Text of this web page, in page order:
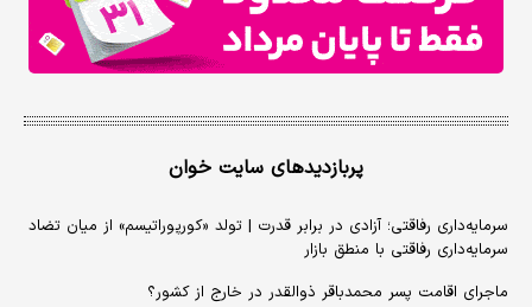
پربازدیدهای سایت خوان
سرمایه‌داری رفاقتی؛ آزادی در برابر قدرت | تولد «کورپوراتیسم» از میان تضاد
سرمایه‌داری رفاقتی با منطق بازار
ماجرای اقامت پسر محمدباقر ذوالقدر در خارج از کشور؟